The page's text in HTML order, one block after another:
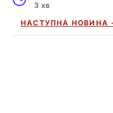
3 хв
НАСТУПНА НОВИНА